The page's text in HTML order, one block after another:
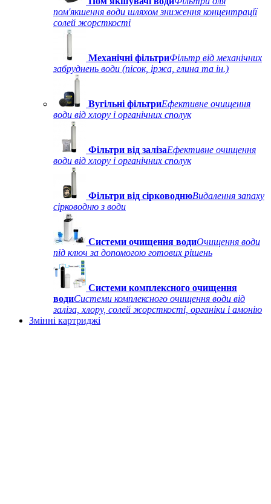
пом'якшення води шляхом зниження концентрації
солей жорсткості
Механічні фільтриФільтр від механічних
забруднень води (пісок, іржа, глина та ін.)
Вугільні фільтриЕфективне очищення
води від хлору і органічних сполук
Фільтри від залізаЕфективне очищення
води від хлору і органічних сполук
Фільтри від сірководнюВидалення запаху
сірководню з води
Системи очищення водиОчищення води
під ключ за допомогою готових рішень
Системи комплексного очищення
водиСистеми комплексного очищення води від
заліза, хлору, солей жорсткості, органіки і амонію
Змінні картриджі